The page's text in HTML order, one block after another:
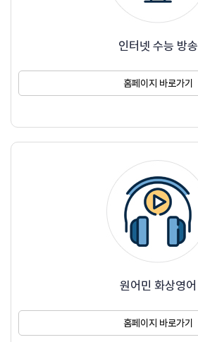
인터넷 수능 방송
홈페이지 바로가기
원어민 화상영어
홈페이지 바로가기